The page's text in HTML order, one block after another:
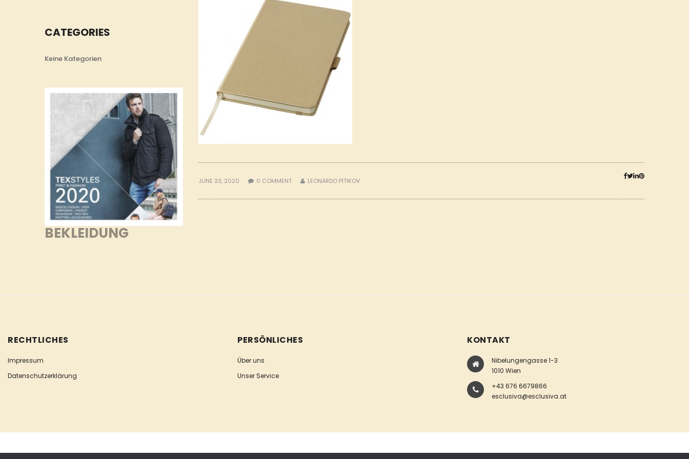
CATEGORIES
Keine Kategorien
BEKLEIDUNG
JUNE 23, 2020 0 COMMENT LEONARDO PITIKOV
RECHTLICHES
Impressum
Datenschutzerklärung
PERSÖNLICHES
Über uns
Unser Service
KONTAKT
Nibelungengasse 1-3
1010 Wien
+43 676 6679866
esclusiva@esclusiva.at